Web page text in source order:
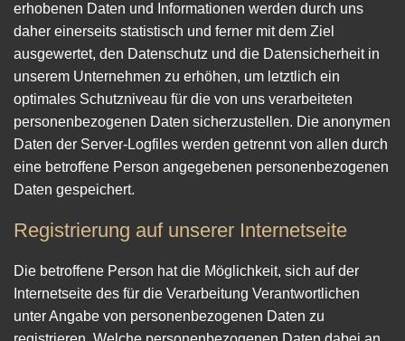
erhobenen Daten und Informationen werden durch uns
daher einerseits statistisch und ferner mit dem Ziel
ausgewertet, den Datenschutz und die Datensicherheit in
unserem Unternehmen zu erhöhen, um letztlich ein
optimales Schutzniveau für die von uns verarbeiteten
personenbezogenen Daten sicherzustellen. Die anonymen
Daten der Server-Logfiles werden getrennt von allen durch
eine betroffene Person angegebenen personenbezogenen
Daten gespeichert.
Registrierung auf unserer Internetseite
Die betroffene Person hat die Möglichkeit, sich auf der
Internetseite des für die Verarbeitung Verantwortlichen
unter Angabe von personenbezogenen Daten zu